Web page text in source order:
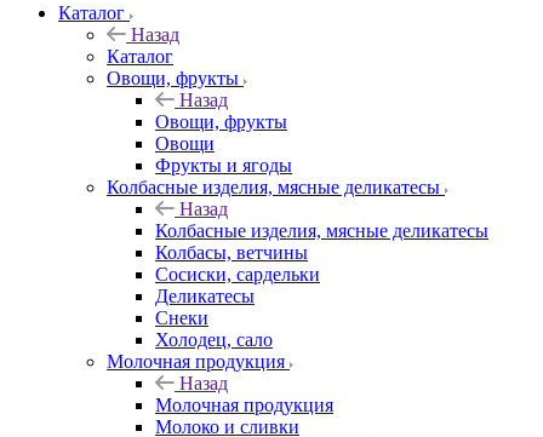
Каталог
Назад
Каталог
Овощи, фрукты
Назад
Овощи, фрукты
Овощи
Фрукты и ягоды
Колбасные изделия, мясные деликатесы
Назад
Колбасные изделия, мясные деликатесы
Колбасы, ветчины
Сосиски, сардельки
Деликатесы
Снеки
Холодец, сало
Молочная продукция
Назад
Молочная продукция
Молоко и сливки